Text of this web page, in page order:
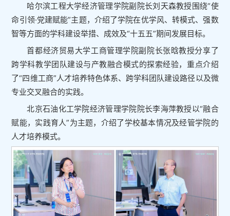
哈尔滨工程大学经济管理学院副院长刘天森教授围绕“使
命引领·党建赋能”主题，介绍了学院在优学风、转模式、强数
智等方面的学科建设举措、成效及“十五五”期间发展目标。
首都经济贸易大学工商管理学院副院长张晗教授分享了
跨学科教学团队建设与产教融合模式的探索经验，重点介绍
了“四维工商”人才培养特色体系、跨学科团队建设路径以及微
专业交叉融合的实践。
北京石油化工学院经济管理学院院长李海萍教授以“融合
赋能，实践育人”为主题，介绍了学校基本情况及经管学院的
人才培养模式。